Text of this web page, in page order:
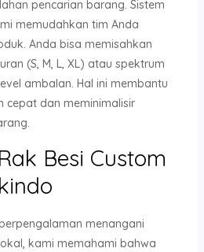
pencarian barang. Sistem
memudahkan tim Anda
Anda bisa memisahkan
(S, M, L, XL) atau spektrum
ambalan. Hal ini membantu
cepat dan meminimalisir
Besi Custom
menangani
kami memahami bahwa